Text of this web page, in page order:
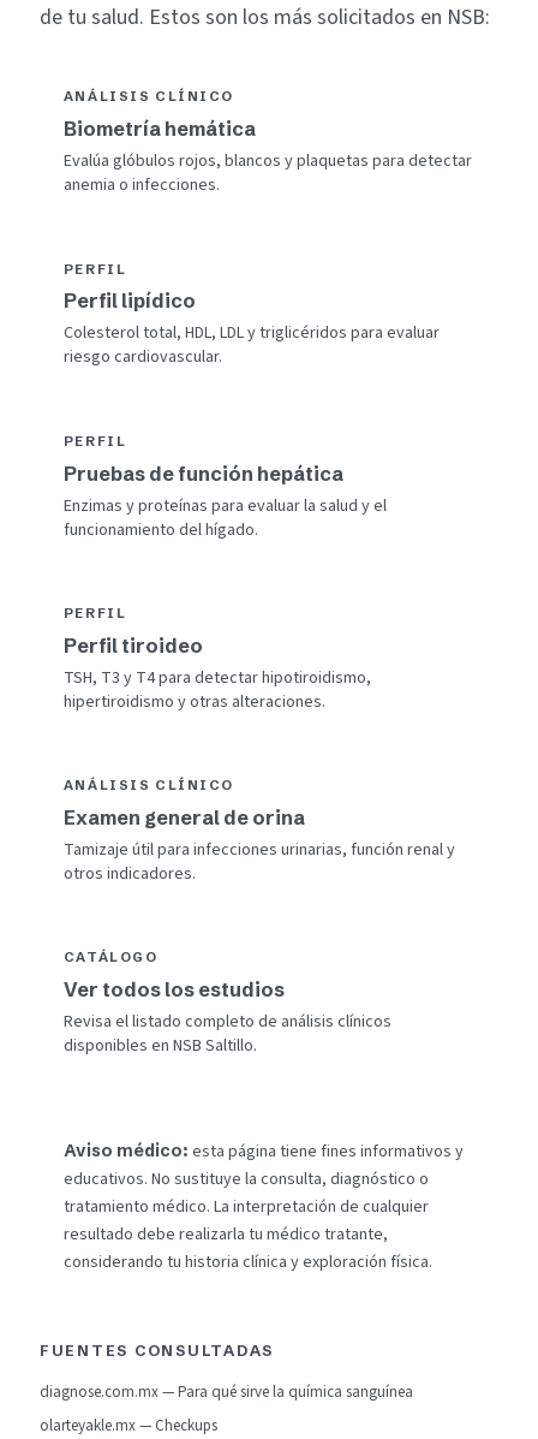
de tu salud. Estos son los más solicitados en NSB:
ANÁLISIS CLÍNICO
Biometría hemática
Evalúa glóbulos rojos, blancos y plaquetas para detectar
anemia o infecciones.
PERFIL
Perfil lipídico
Colesterol total, HDL, LDL y triglicéridos para evaluar
riesgo cardiovascular.
PERFIL
Pruebas de función hepática
Enzimas y proteínas para evaluar la salud y el
funcionamiento del hígado.
PERFIL
Perfil tiroideo
TSH, T3 y T4 para detectar hipotiroidismo,
hipertiroidismo y otras alteraciones.
ANÁLISIS CLÍNICO
Examen general de orina
Tamizaje útil para infecciones urinarias, función renal y
otros indicadores.
CATÁLOGO
Ver todos los estudios
Revisa el listado completo de análisis clínicos
disponibles en NSB Saltillo.
Aviso médico: esta página tiene fines informativos y
educativos. No sustituye la consulta, diagnóstico o
tratamiento médico. La interpretación de cualquier
resultado debe realizarla tu médico tratante,
considerando tu historia clínica y exploración física.
FUENTES CONSULTADAS
diagnose.com.mx — Para qué sirve la química sanguínea
olarteyakle.mx — Checkups